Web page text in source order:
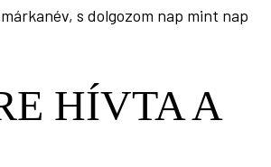
s dolgozom nap mint nap
HÍVTA A